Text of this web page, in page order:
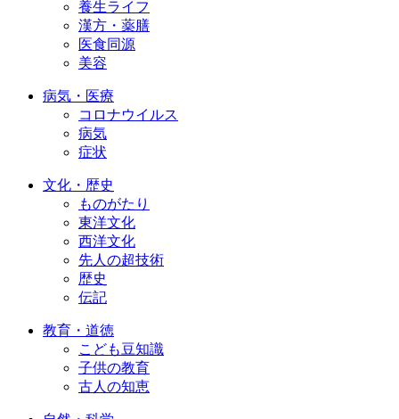
養生ライフ
漢方・薬膳
医食同源
美容
病気・医療
コロナウイルス
病気
症状
文化・歴史
ものがたり
東洋文化
西洋文化
先人の超技術
歴史
伝記
教育・道徳
こども豆知識
子供の教育
古人の知恵